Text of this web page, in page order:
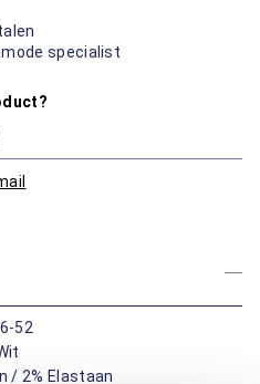
specialist
52
/ 2% Elastaan